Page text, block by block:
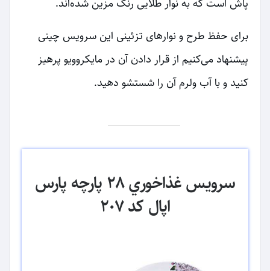
پاش است که به نوار طلایی رنگ مزین شده‌اند.
برای حفظ طرح و نوارهای تزئینی این سرویس چینی
پیشنهاد می‌کنیم از قرار دادن آن در مایکروویو پرهیز
کنید و با آب ولرم آن را شستشو دهید.
سرويس غذاخوري ٢٨ پارچه پارس
اپال كد ٢٠٧